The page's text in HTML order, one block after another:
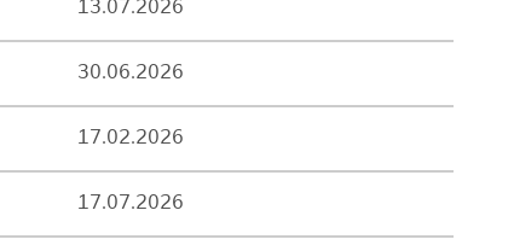
13.07.2026
30.06.2026
17.02.2026
17.07.2026